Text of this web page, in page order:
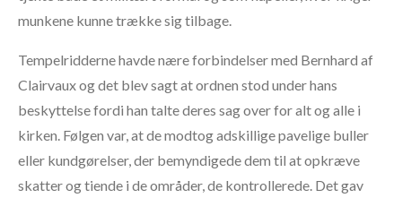
munkene kunne trække sig tilbage.
Tempelridderne havde nære forbindelser med Bernhard af
Clairvaux og det blev sagt at ordnen stod under hans
beskyttelse fordi han talte deres sag over for alt og alle i
kirken. Følgen var, at de modtog adskillige pavelige buller
eller kundgørelser, der bemyndigede dem til at opkræve
skatter og tiende i de områder, de kontrollerede. Det gav